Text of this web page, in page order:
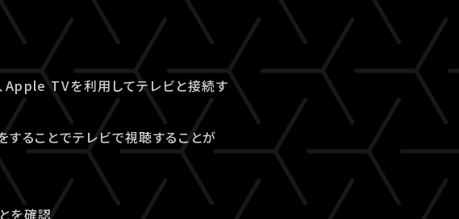
Apple TVを利用してテレビと接続す
ることでテレビで視聴することが
を確認